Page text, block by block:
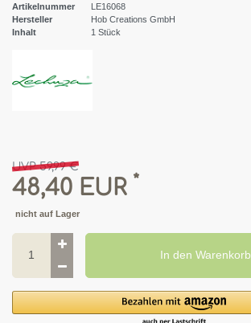
Artikelnummer
LE16068
Hersteller
Hob Creations GmbH
Inhalt
1 Stück
UVP 59,99 €
48,40 EUR *
nicht auf Lager
In den Warenkorb